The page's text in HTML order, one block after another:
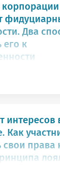
корпорации
Два
его к
интересов
Как
свои права